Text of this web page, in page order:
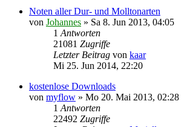
Noten aller Dur- und Molltonarten
von Johannes » Sa 8. Jun 2013, 04:05
1 Antworten
21081 Zugriffe
Letzter Beitrag von kaar
Mi 25. Jun 2014, 22:20
kostenlose Downloads
von myflow » Mo 20. Mai 2013, 02:28
1 Antworten
22492 Zugriffe